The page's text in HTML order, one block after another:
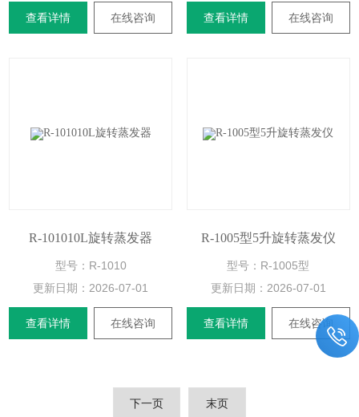
查看详情 在线咨询 查看详情 在线咨询
R-101010L旋转蒸发器
型号：R-1010
更新日期： 2026-07-01
查看详情 在线咨询
R-1005型5升旋转蒸发仪
型号：R-1005型
更新日期： 2026-07-01
查看详情 在线咨询
下一页 末页